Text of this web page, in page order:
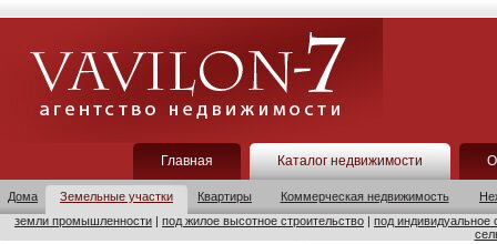
Главная Каталог недвижимости
Дома Земельные участки Квартиры Коммерческая недвижимость
земли промышленности | под жилое высотное строительство | под индивидуальное